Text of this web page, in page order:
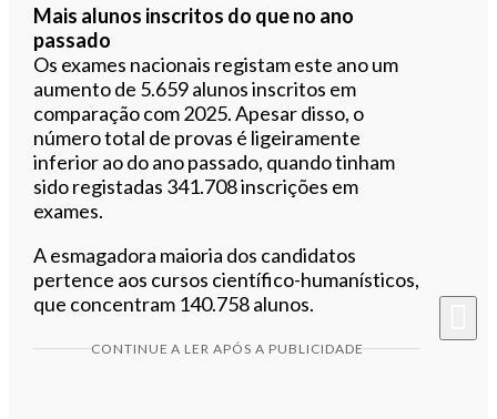
Mais alunos inscritos do que no ano
passado
Os exames nacionais registam este ano um
aumento de 5.659 alunos inscritos em
comparação com 2025. Apesar disso, o
número total de provas é ligeiramente
inferior ao do ano passado, quando tinham
sido registadas 341.708 inscrições em
exames.
A esmagadora maioria dos candidatos
pertence aos cursos científico-humanísticos,
que concentram 140.758 alunos.
CONTINUE A LER APÓS A PUBLICIDADE